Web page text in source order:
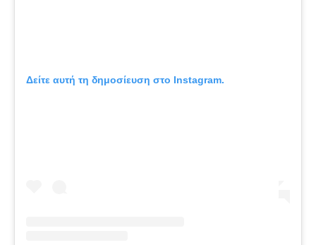
Δείτε αυτή τη δημοσίευση στο Instagram.